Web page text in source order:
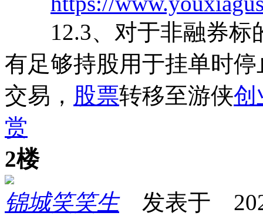
12.3、对于非融券标
有足够持股用于挂单时
交易， 股票转移至游侠创
赏
2楼
锦城笑笑生发表于